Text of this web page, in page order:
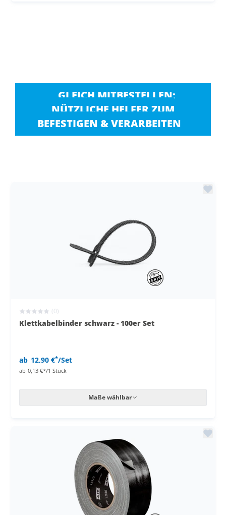
GLEICH MITBESTELLEN:
NÜTZLICHE HELFER ZUM
BEFESTIGEN & VERARBEITEN
(0)
Klettkabelbinder schwarz - 100er Set
ab 12,90 €*/Set
ab 0,13 €*/1 Stück
Maße wählbar